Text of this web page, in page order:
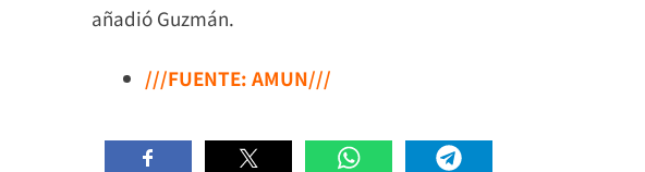
añadió Guzmán.
///FUENTE: AMUN///